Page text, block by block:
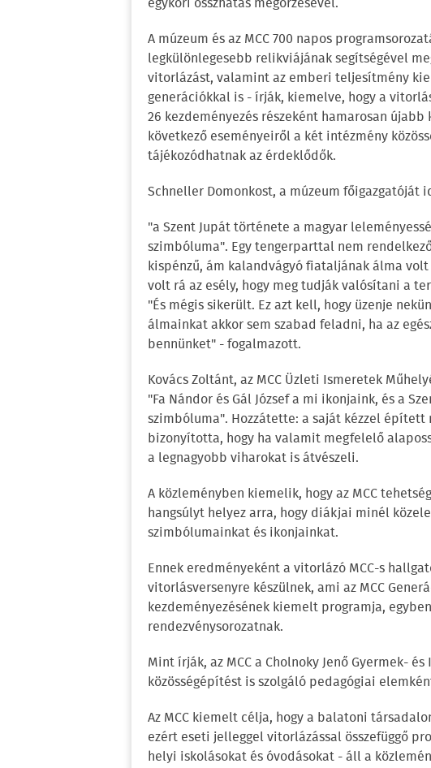
A múzeum és az MCC 700 napos
legkülönlegesebb relikviájának segítségével
vitorlázást, valamint az emberi teljesítmény
generációkkal is - írják, kiemelve, hogy a
26 kezdeményezés részeként hamarosan
következő eseményeiről a két intézmény
tájékozódhatnak az érdeklődők.
Schneller Domonkost, a múzeum főigazgatóját
"a Szent Jupát története a magyar
szimbóluma". Egy tengerparttal nem
kispénzű, ám kalandvágyó fiataljának álma
volt rá az esély, hogy meg tudják valósítani a
"És mégis sikerült. Ez azt kell, hogy üzenje
álmainkat akkor sem szabad feladni, ha az
bennünket" - fogalmazott.
Kovács Zoltánt, az MCC Üzleti Ismeretek
"Fa Nándor és Gál József a mi ikonjaink, és a
szimbóluma". Hozzátette: a saját kézzel
bizonyította, hogy ha valamit megfelelő
a legnagyobb viharokat is átvészeli.
A közleményben kiemelik, hogy az MCC
hangsúlyt helyez arra, hogy diákjai minél
szimbólumainkat és ikonjainkat.
Ennek eredményeként a vitorlázó MCC-s
vitorlásversenyre készülnek, ami az MCC
kezdeményezésének kiemelt programja,
rendezvénysorozatnak.
Mint írják, az MCC a Cholnoky Jenő Gyermek-
közösségépítést is szolgáló pedagógiai
Az MCC kiemelt célja, hogy a balatoni
ezért eseti jelleggel vitorlázással összefüggő
helyi iskolásokat és óvodásokat - áll a